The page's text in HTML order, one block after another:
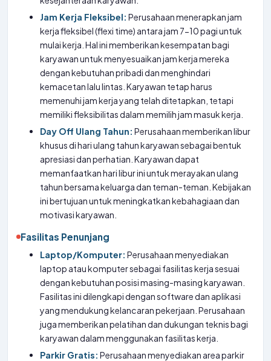
Jam Kerja Fleksibel: Perusahaan menerapkan jam
kerja fleksibel (flexi time) antara jam 7-10 pagi untuk
mulai kerja. Hal ini memberikan kesempatan bagi
karyawan untuk menyesuaikan jam kerja mereka
dengan kebutuhan pribadi dan menghindari
kemacetan lalu lintas. Karyawan tetap harus
memenuhi jam kerja yang telah ditetapkan, tetapi
memiliki fleksibilitas dalam memilih jam masuk kerja.
Day Off Ulang Tahun: Perusahaan memberikan libur
khusus di hari ulang tahun karyawan sebagai bentuk
apresiasi dan perhatian. Karyawan dapat
memanfaatkan hari libur ini untuk merayakan ulang
tahun bersama keluarga dan teman-teman. Kebijakan
ini bertujuan untuk meningkatkan kebahagiaan dan
motivasi karyawan.
Fasilitas Penunjang
Laptop/Komputer: Perusahaan menyediakan
laptop atau komputer sebagai fasilitas kerja sesuai
dengan kebutuhan posisi masing-masing karyawan.
Fasilitas ini dilengkapi dengan software dan aplikasi
yang mendukung kelancaran pekerjaan. Perusahaan
juga memberikan pelatihan dan dukungan teknis bagi
karyawan dalam menggunakan fasilitas kerja.
Parkir Gratis: Perusahaan menyediakan area parkir